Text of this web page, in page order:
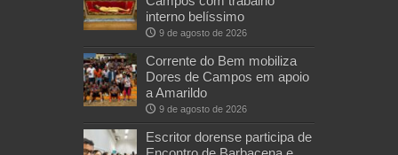
interno belíssimo
9 de agosto de 2026
Corrente do Bem mobiliza
Dores de Campos em apoio
a Amarildo
9 de agosto de 2026
Escritor dorense participa de